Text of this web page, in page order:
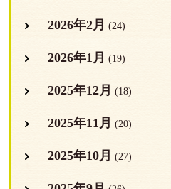
2026年2月 (24)
2026年1月 (19)
2025年12月 (18)
2025年11月 (20)
2025年10月 (27)